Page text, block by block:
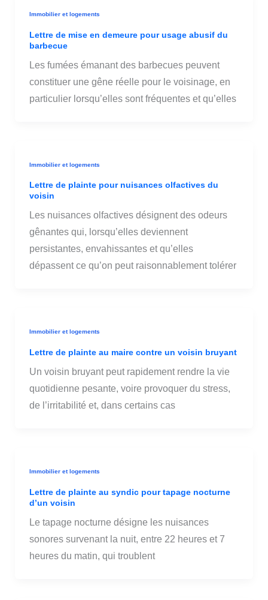
Immobilier et logements
Lettre de mise en demeure pour usage abusif du
barbecue
Les fumées émanant des barbecues peuvent
constituer une gêne réelle pour le voisinage, en
particulier lorsqu’elles sont fréquentes et qu’elles
Immobilier et logements
Lettre de plainte pour nuisances olfactives du
voisin
Les nuisances olfactives désignent des odeurs
gênantes qui, lorsqu’elles deviennent
persistantes, envahissantes et qu’elles
dépassent ce qu’on peut raisonnablement tolérer
Immobilier et logements
Lettre de plainte au maire contre un voisin bruyant
Un voisin bruyant peut rapidement rendre la vie
quotidienne pesante, voire provoquer du stress,
de l’irritabilité et, dans certains cas
Immobilier et logements
Lettre de plainte au syndic pour tapage nocturne
d’un voisin
Le tapage nocturne désigne les nuisances
sonores survenant la nuit, entre 22 heures et 7
heures du matin, qui troublent